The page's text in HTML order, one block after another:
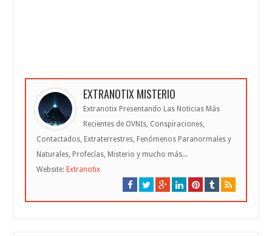
EXTRANOTIX MISTERIO
Extranotix Presentando Las Noticias Más
Recientes de OVNIs, Conspiraciones,
Contactados, Extraterrestres, Fenómenos Paranormales y
Naturales, Profecías, Misterio y mucho más...
Website: Extranotix